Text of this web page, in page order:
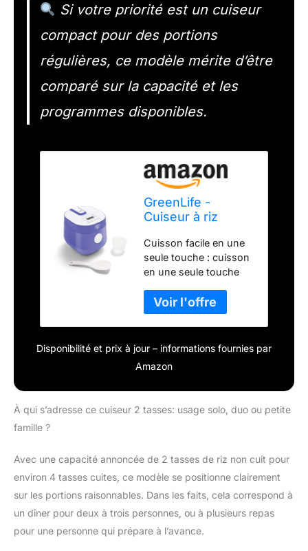
Si votre priorité est un cuiseur
compact pour des portions
régulières, ce modèle mérite d’être
comparé sur la capacité et les
programmes disponibles.
GreenLife -
Cuiseur à riz
tasses non cuites
/ 4 tasses cuites,
casserole
amovible en
céramique anti-
adhésive sans
PFAS, préréglés à
une seule touche,
avoine, quinoa, riz
brun, maintient
Cuisson facile en une
seule touche : cuisson
en une seule touche
brun, le quinoa et
l'avoine coupés en
acier, résultats toujours
parfaits. Capacité
idéale pour les
espace compact qui
sacrifier la
performance.
Revêtement en
céramique antiadhésif
sans toxines : notre
revêtement est exempt
Disponibilité et prix à jour – informations fournies par
Amazon
À qui s’adresse ce cuiseur 2 tasses: usage solo, duo ou petite
famille ?
Avec une capacité annoncée de 2 tasses de riz non cuit pour
environ 4 tasses cuites, ce modèle se positionne clairement
sur les portions raisonnables. Dans les faits, cela correspond à
un dîner pour deux à trois personnes, ou à plusieurs repas
pour une personne qui prépare à l’avance.